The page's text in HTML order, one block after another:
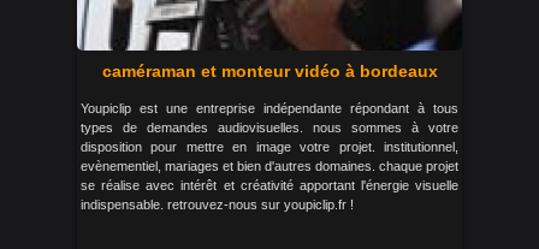
caméraman et monteur vidéo à bordeaux
Youpiclip est une entreprise indépendante répondant à tous
types de demandes audiovisuelles. nous sommes à votre
disposition pour mettre en image votre projet. institutionnel,
evènementiel, mariages et bien d'autres domaines. chaque projet
se réalise avec intérêt et créativité apportant l'énergie visuelle
indispensable. retrouvez-nous sur youpiclip.fr !